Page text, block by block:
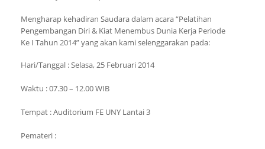
Mengharap kehadiran Saudara dalam acara “Pelatihan
Pengembangan Diri & Kiat Menembus Dunia Kerja Periode
Ke I Tahun 2014” yang akan kami selenggarakan pada:
Hari/Tanggal : Selasa, 25 Februari 2014
Waktu : 07.30 – 12.00 WIB
Tempat : Auditorium FE UNY Lantai 3
Pemateri :